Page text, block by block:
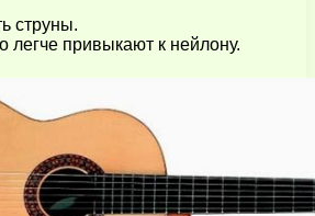
струны.
легче привыкают к нейлону.